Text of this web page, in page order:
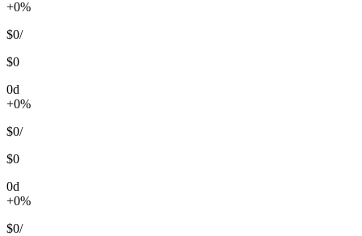
+0%
$0/
$0
0d
+0%
$0/
$0
0d
+0%
$0/